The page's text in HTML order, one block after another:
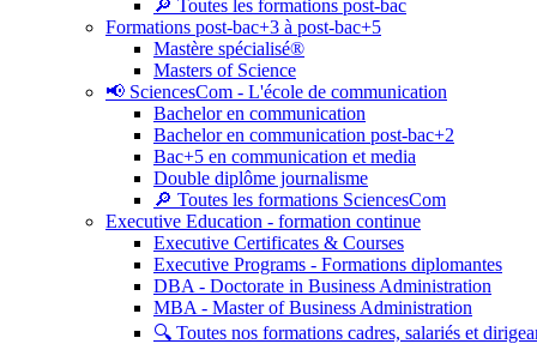
🔎 Toutes les formations post-bac
Formations post-bac+3 à post-bac+5
Mastère spécialisé®
Masters of Science
📢 SciencesCom - L'école de communication
Bachelor en communication
Bachelor en communication post-bac+2
Bac+5 en communication et media
Double diplôme journalisme
🔎 Toutes les formations SciencesCom
Executive Education - formation continue
Executive Certificates & Courses
Executive Programs - Formations diplomantes
DBA - Doctorate in Business Administration
MBA - Master of Business Administration
🔍 Toutes nos formations cadres, salariés et